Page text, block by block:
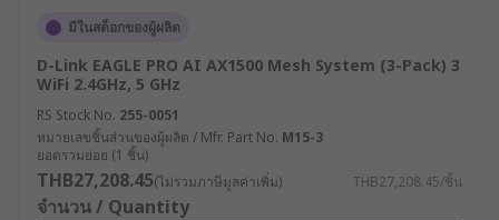
อินเทอร์เน็ตที่ผู้ประกอบการ
ควรรู้
การลงทุนในโมเด็ม WiFi คุณภาพสูงสำหรับ
อุตสาหกรรม นำมาซึ่งประโยชน์มากมายที่ส่งผล
โดยตรงต่อประสิทธิภาพการดำเนินงานและความ
สามารถในการแข่งขันของธุรกิจ เช่น
มีในสต็อกของผู้ผลิต
D-Link EAGLE PRO AI AX1500 Mesh System (3-Pack) 3
WiFi 2.4GHz, 5 GHz
RS Stock No. 255-0051
หมายเลขชิ้นส่วนของผู้ผลิต / Mfr. Part No. M15-3
ยอดรวมย่อย (1 ชิ้น)
THB27,208.45(ไม่รวมภาษีมูลค่าเพิ่ม) THB27,208.45/ชิ้น
จำนวน / Quantity